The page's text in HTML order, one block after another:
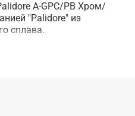
A-GPC/PB Хром/
"Palidore" из
сплава.
по
любого помещения,
и стиль.